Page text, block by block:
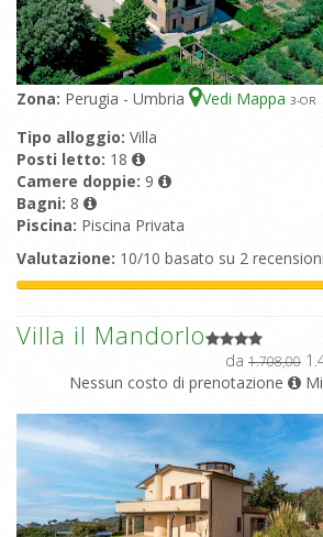
Zona: Perugia - Umbria Vedi Mappa 3-OR
Tipo alloggio: Villa
Posti letto: 18
Camere doppie: 9
Bagni: 8
Piscina: Piscina Privata
Valutazione: 10/10 basato su 2 recensioni
Villa il Mandorlo
da 1.708,00
Nessun costo di prenotazione